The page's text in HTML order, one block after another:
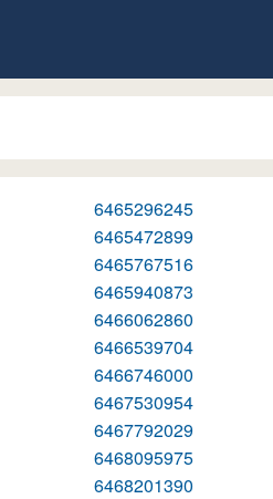
6465296245
6465472899
6465767516
6465940873
6466062860
6466539704
6466746000
6467530954
6467792029
6468095975
6468201390